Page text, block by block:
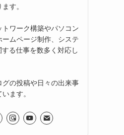
す。
ワーク構築やパソコン
ームページ制作、システ
る仕事を数多く対応し
グの投稿や日々の出来事
ます。